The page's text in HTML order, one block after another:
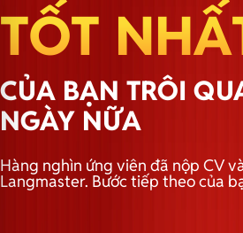
TRƯỞNG PHÒNG
TRƯỞNG NHÓM HÀNH
TỐT
CỦA BẠN TRÔI
NGÀY NỮA
Hàng nghìn ứng viên đã nộp CV
Langmaster. Bước tiếp theo của